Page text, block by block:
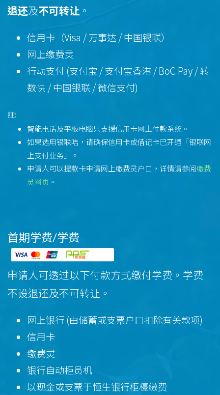
退还及不可转让 。
信用卡（Visa / 万事达 / 中国银联）
网上缴费灵
行动支付 (支付宝 / 支付宝香港 / BoC Pay / 转
数快 / 中国银联 / 微信支付)
註:
智能电话及平板电脑只支援信用卡网上付款系统。
如果选用银联咭，请确保信用卡或借记卡已开通「银联网
上支付业务」。
申请人可以提款卡申请网上缴费灵户口，详情请参阅缴费
灵网页 。
首期学费/学费
申请人可透过以下付款方式缴付学费。学费
不设退还及不可转让。
网上银行 (由储蓄或支票户口扣除有关款项)
信用卡
缴费灵
银行自动柜员机
以现金或支票于恒生银行柜檯缴费